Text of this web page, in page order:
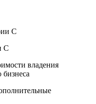
C
владения